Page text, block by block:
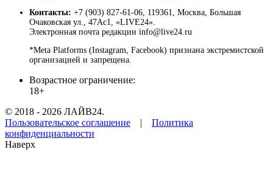
Контакты: +7 (903) 827-61-06, 119361, Москва, Большая
Очаковская ул., 47Ас1, «LIVE24».
Электронная почта редакции info@live24.ru
*Meta Platforms (Instagram, Facebook) признана экстремистской
организацией и запрещена.
Возрастное ограничение:
18+
© 2018 - 2026 ЛАЙВ24.
Пользовательское соглашение | Политика
конфиденциальности
Наверх